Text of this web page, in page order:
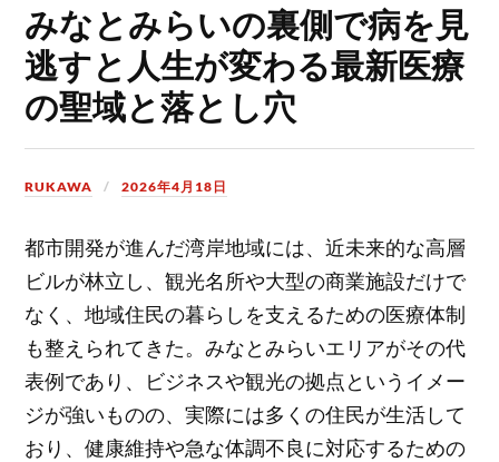
みなとみらいの裏側で病を見
逃すと人生が変わる最新医療
の聖域と落とし穴
RUKAWA 2026年4月18日
都市開発が進んだ湾岸地域には、近未来的な高層
ビルが林立し、観光名所や大型の商業施設だけで
なく、地域住民の暮らしを支えるための医療体制
も整えられてきた。みなとみらいエリアがその代
表例であり、ビジネスや観光の拠点というイメー
ジが強いものの、実際には多くの住民が生活して
おり、健康維持や急な体調不良に対応するための